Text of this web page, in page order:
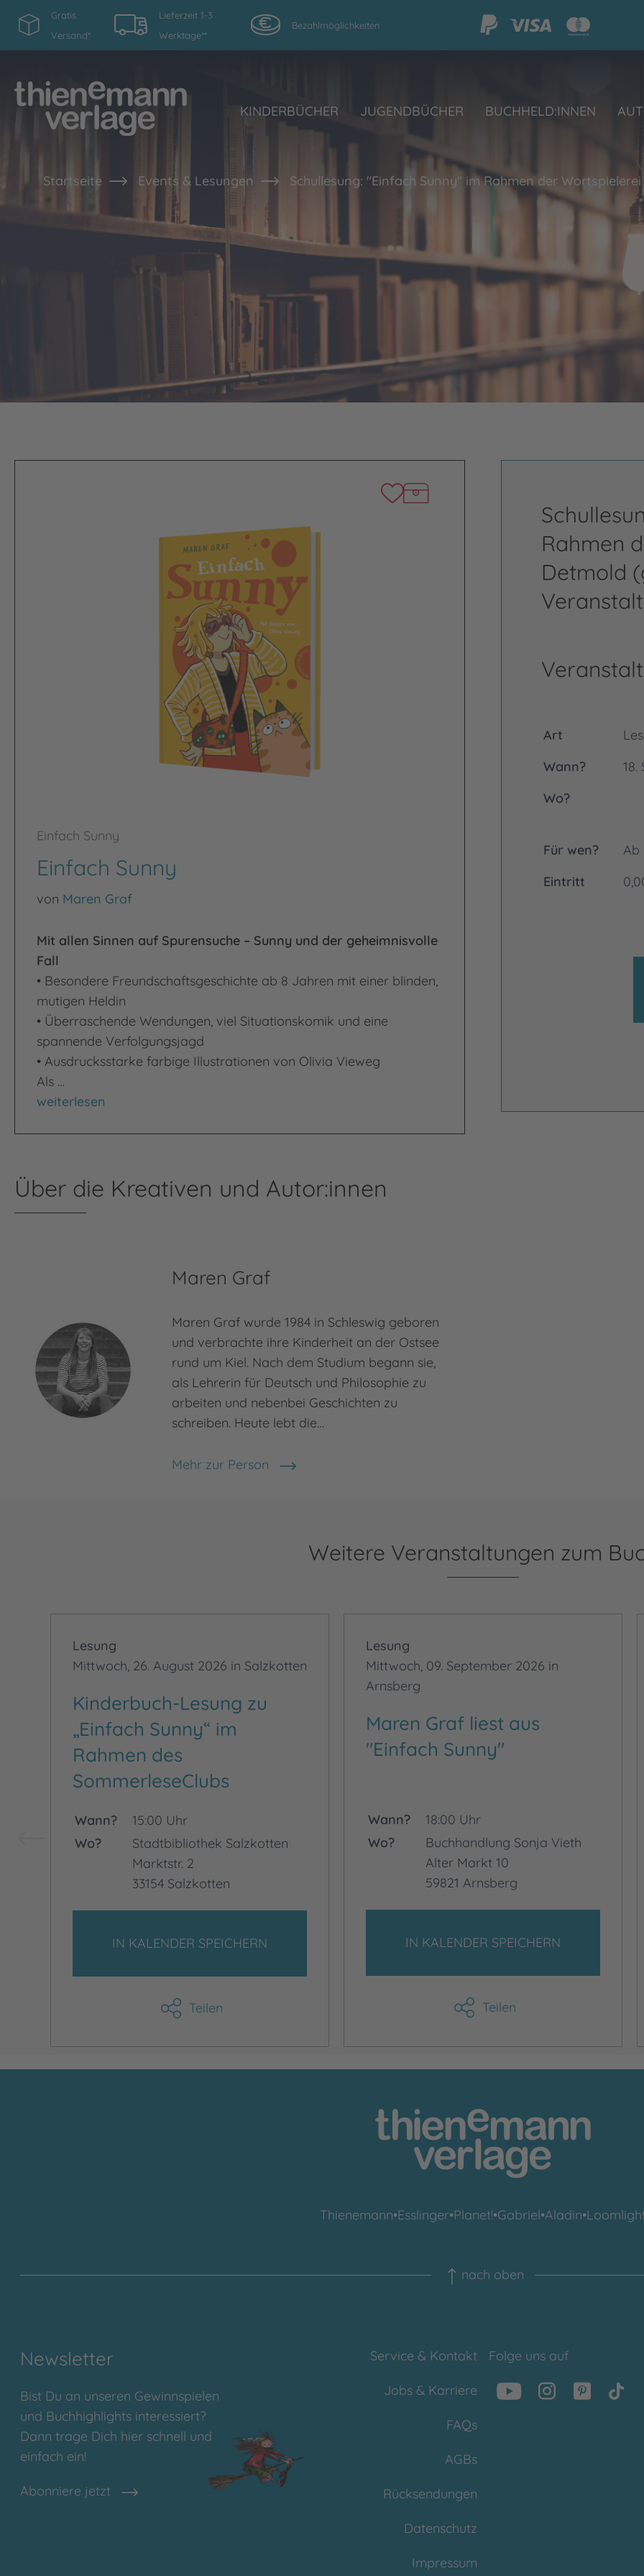
Gratis
Versand*
Lieferzeit 1-3
Werktage**
Bezahlmöglichkeiten
KINDERBÜCHER JUGENDBÜCHER BUCHHELD:INNEN
Startseite Events & Lesungen Schullesung: "Einfach Sunny" im Rahmen der
Einfach Sunny
Einfach Sunny
von Maren Graf
Mit allen Sinnen auf Spurensuche – Sunny und der geheimnisvolle
Fall
• Besondere Freundschaftsgeschichte ab 8 Jahren mit einer blinden,
mutigen Heldin
• Überraschende Wendungen, viel Situationskomik und eine
spannende Verfolgungsjagd
• Ausdrucksstarke farbige Illustrationen von Olivia Vieweg
Als …
Einfach Sunny
weiterlesen
Über die Kreativen und Autor:innen
Maren Graf
Maren Graf wurde 1984 in Schleswig geboren
und verbrachte ihre Kinderheit an der Ostsee
rund um Kiel. Nach dem Studium begann sie,
als Lehrerin für Deutsch und Philosophie zu
arbeiten und nebenbei Geschichten zu
schreiben. Heute lebt die…
Mehr zur Person
Rahmen
Detmold
Art
Wann?
Wo?
Für wen?
Ab
Eintritt
Weitere Veranstaltungen zum
Lesung
Mittwoch, 26. August 2026 in Salzkotten
Kinderbuch-Lesung zu
„Einfach Sunny“ im
Rahmen des
SommerleseClubs
Wann?
15:00 Uhr
Wo?
Stadtbibliothek Salzkotten
Marktstr. 2
33154 Salzkotten
IN KALENDER SPEICHERN
Teilen
Lesung
Mittwoch, 09. September 2026 in
Arnsberg
Maren Graf liest aus
"Einfach Sunny"
Wann?
18:00 Uhr
Wo?
Buchhandlung Sonja Vieth
Alter Markt 10
59821 Arnsberg
IN KALENDER SPEICHERN
Teilen
Thienemann•Esslinger•Planet!•Gabriel•Aladin•
nach oben
Newsletter
Bist Du an unseren Gewinnspielen
und Buchhighlights interessiert?
Dann trage Dich hier schnell und
einfach ein!
Abonniere jetzt
Service & Kontakt
Jobs & Karriere
FAQs
AGBs
Rücksendungen
Datenschutz
Impressum
Folge uns auf